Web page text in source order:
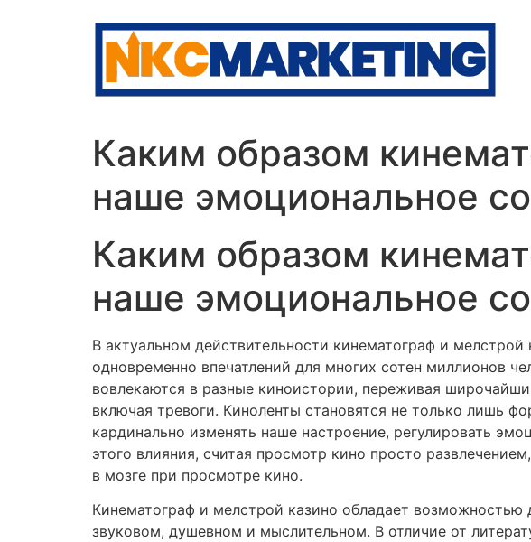
Каким образом
наше эмоциональное
Каким образом
наше эмоциональное
В актуальном действительности кинематограф и
одновременно впечатлений для многих сотен миллионов
вовлекаются в разные киноистории, переживая
включая тревоги. Киноленты становятся не только лишь
кардинально изменять наше настроение, регулировать
этого влияния, считая просмотр кино просто
в мозге при просмотре кино.
Кинематограф и мелстрой казино обладает
звуковом, душевном и мыслительном. В отличие от